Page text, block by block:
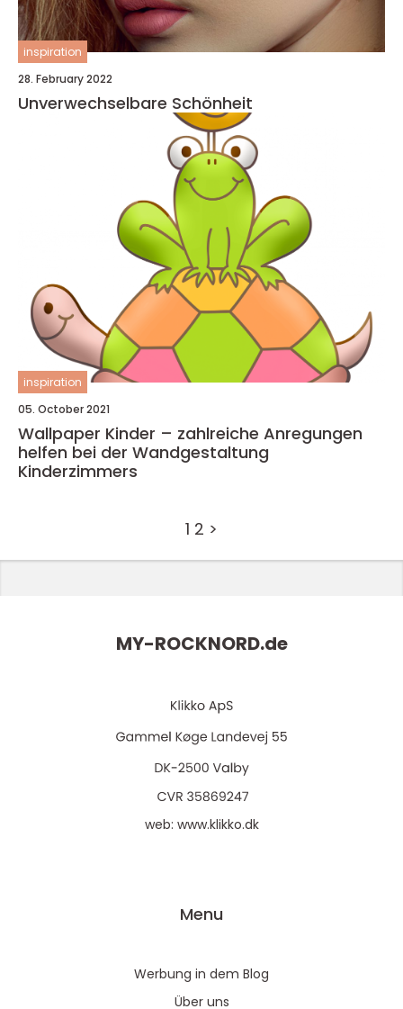
inspiration
28. February 2022
Unverwechselbare Schönheit
inspiration
05. October 2021
Wallpaper Kinder – zahlreiche Anregungen
helfen bei der Wandgestaltung
Kinderzimmers
1 2 >
MY-ROCKNORD.de
web: www.klikko.dk
Menu
Werbung in dem Blog
Über uns